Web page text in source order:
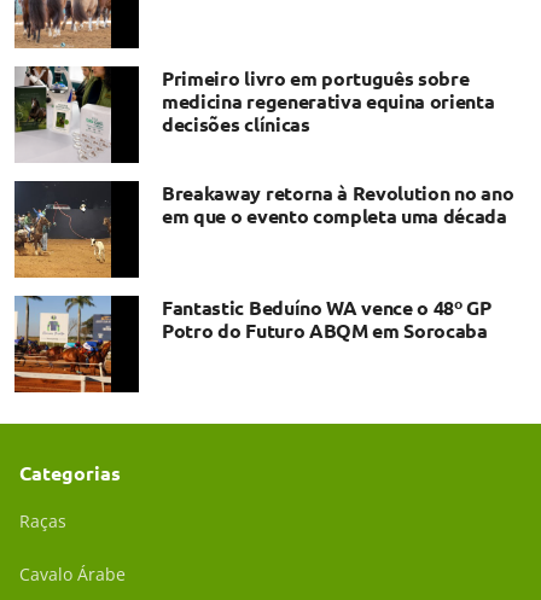
Primeiro livro em português sobre
medicina regenerativa equina orienta
decisões clínicas
Breakaway retorna à Revolution no ano
em que o evento completa uma década
Fantastic Beduíno WA vence o 48º GP
Potro do Futuro ABQM em Sorocaba
Categorias
Raças
Cavalo Árabe